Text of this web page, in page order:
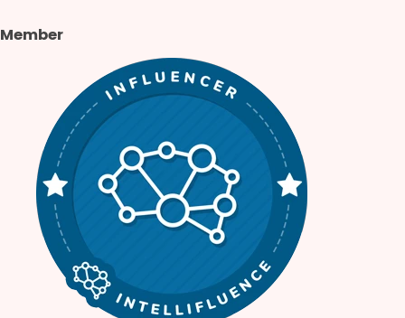
Member